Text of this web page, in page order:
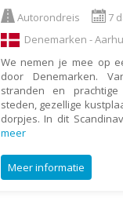
Autorondreis
7
Denemarken -
We nemen je mee op
door Denemarken.
stranden en
steden, gezellige
dorpjes. In dit
meer
Meer informatie